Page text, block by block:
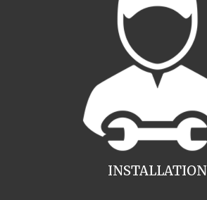
INSTALLATION